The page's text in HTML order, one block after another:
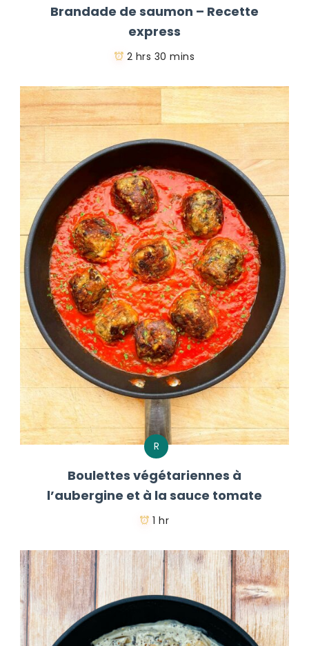
Brandade de saumon – Recette
express
2 hrs 30 mins
R
Boulettes végétariennes à
l’aubergine et à la sauce tomate
1 hr